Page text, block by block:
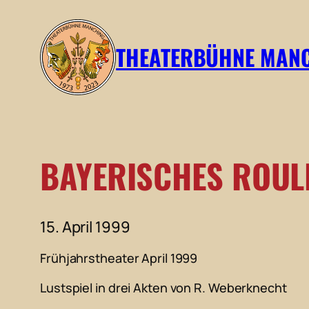
Inhalt
springen
THEATERBÜHNE
BAYERISCHES
15. April 1999
Frühjahrstheater April 1999
Lustspiel in drei Akten von R. Weberknecht